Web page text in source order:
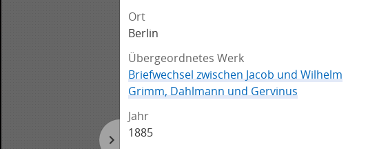
Ort
Berlin
Übergeordnetes Werk
Briefwechsel zwischen Jacob und Wilhelm
Grimm, Dahlmann und Gervinus
Jahr
1885